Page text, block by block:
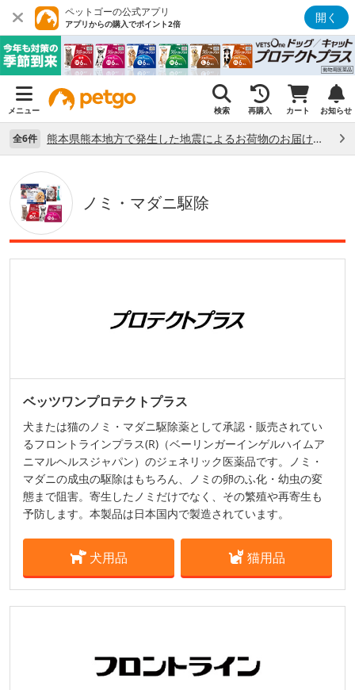
ペットゴーの公式アプリ
アプリからの購入でポイント2倍 開く
メニュー 検索 再購入 カート お知らせ
全6件 熊本県熊本地方で発生した地震によるお荷物のお届け状況について （7/28）
ノミ・マダニ駆除
ベッツワンプロテクトプラス
犬または猫のノミ・マダニ駆除薬として承認・販売されてい
るフロントラインプラス(R)（ベーリンガーインゲルハイムア
ニマルヘルスジャパン）のジェネリック医薬品です。ノミ・
マダニの成虫の駆除はもちろん、ノミの卵のふ化・幼虫の変
態まで阻害。寄生したノミだけでなく、その繁殖や再寄生も
予防します。本製品は日本国内で製造されています。
犬用品 猫用品